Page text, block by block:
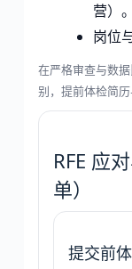
营）。
岗位
在严格审查与数
别，提前体检简历
RFE 应
单）
提交前